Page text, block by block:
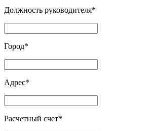
Должность руководителя*
Город*
Адрес*
Расчетный счет*